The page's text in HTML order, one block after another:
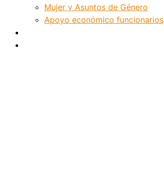
Mujer y Asuntos de Género
Apoyo económico funcionarios